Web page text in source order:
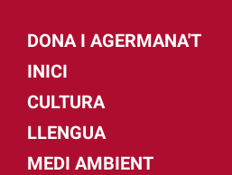
DONA I AGERMANA'T
INICI
CULTURA
LLENGUA
MEDI AMBIENT